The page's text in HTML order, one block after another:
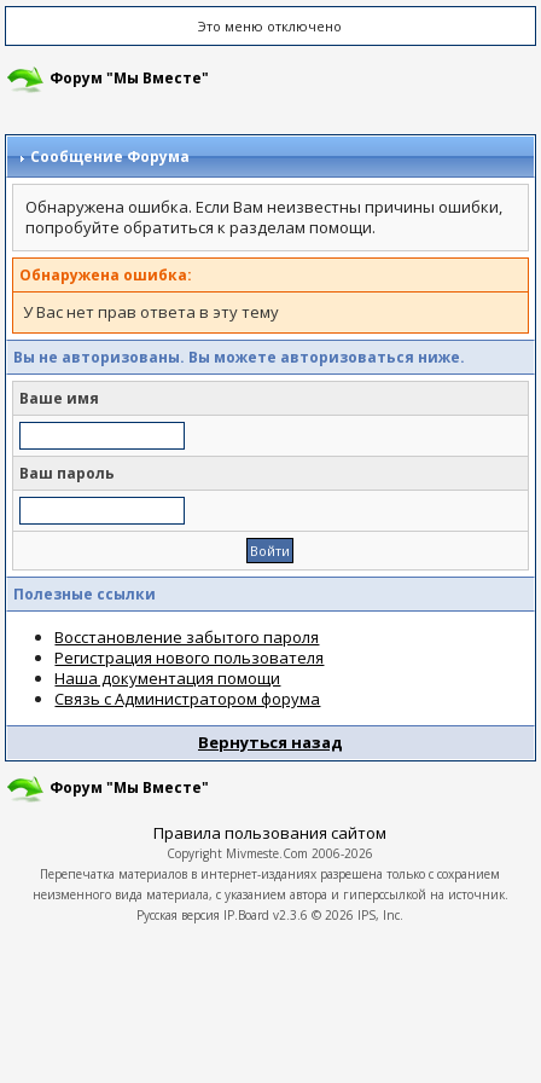
Это меню отключено
Форум "Мы Вместе"
Сообщение Форума
Обнаружена ошибка. Если Вам неизвестны причины ошибки,
попробуйте обратиться к разделам помощи.
Обнаружена ошибка:
У Вас нет прав ответа в эту тему
Вы не авторизованы. Вы можете авторизоваться ниже.
Ваше имя
Ваш пароль
Полезные ссылки
Восстановление забытого пароля
Регистрация нового пользователя
Наша документация помощи
Связь с Администратором форума
Вернуться назад
Форум "Мы Вместе"
Правила пользования сайтом
Copyright Mivmeste.Com 2006-2026
Перепечатка материалов в интернет-изданиях разрешена только с сохранием
неизменного вида материала, с указанием автора и гиперссылкой на источник.
Русская версия IP.Board v2.3.6 © 2026 IPS, Inc.